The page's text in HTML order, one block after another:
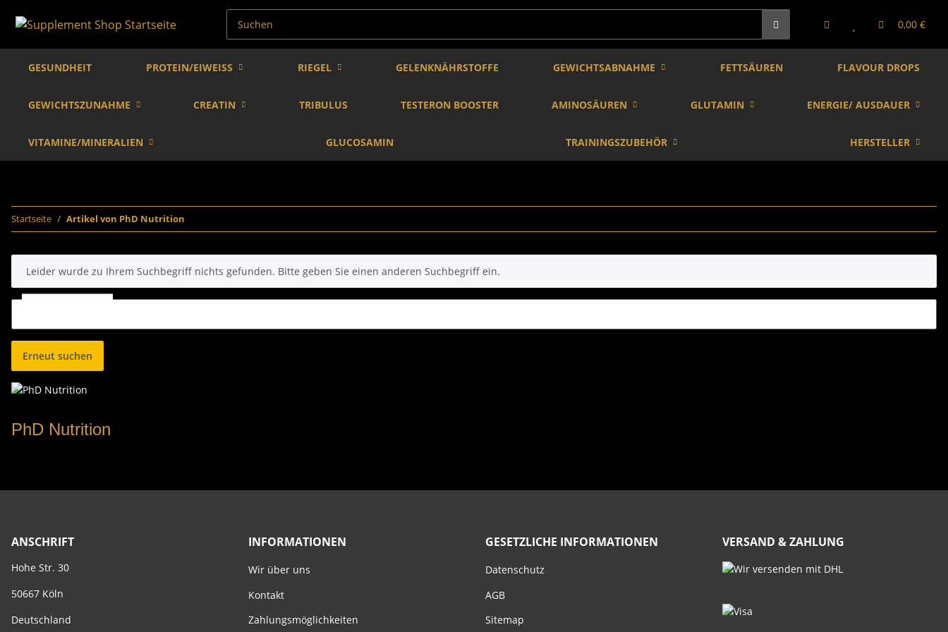
0,00 €
GESUNDHEIT PROTEIN/EIWEISS RIEGEL GELENKNÄHRSTOFFE GEWICHTSABNAHME FETTSÄUREN FLAVOUR DROPS
GEWICHTSZUNAHME CREATIN TRIBULUS TESTERON BOOSTER AMINOSÄUREN GLUTAMIN ENERGIE/ AUSDAUER
VITAMINE/MINERALIEN GLUCOSAMIN TRAININGSZUBEHÖR HERSTELLER
Startseite Artikel von PhD Nutrition
xLeider wurde zu Ihrem Suchbegriff nichts gefunden. Bitte geben Sie einen anderen Suchbegriff ein.
Erneut suchen
PhD Nutrition
ANSCHRIFT
Hohe Str. 30
50667 Köln
Deutschland
INFORMATIONEN
Wir über uns
Kontakt
Zahlungsmöglichkeiten
GESETZLICHE INFORMATIONEN
Datenschutz
AGB
Sitemap
VERSAND & ZAHLUNG